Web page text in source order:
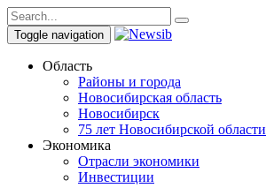
Toggle navigation
Область
Районы и города
Новосибирская область
Новосибирск
75 лет Новосибирской области
Экономика
Отрасли экономики
Инвестиции